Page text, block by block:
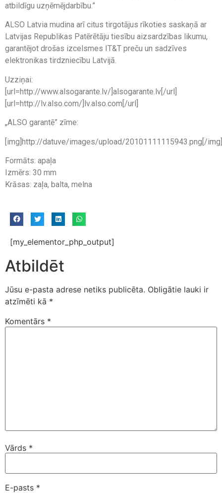
atbildīgu uzņēmējdarbību.”
ALSO Latvia mudina arī citus tirgotājus rīkoties saskaņā ar
Latvijas Republikas Patērētāju tiesību aizsardzības likumu,
garantējot drošas izcelsmes IT&T preču un sadzīves
elektronikas tirdzniecību Latvijā.
Uzziņai:
[url=http://www.alsogarante.lv/]alsogarante.lv[/url]
[url=http://lv.also.com/]lv.also.com[/url]
„ALSO garantē” zīme:
[img]http://datuve/images/upload/20101111115943.png[/img]
Formāts: apaļa
Izmērs: 30 mm
Krāsas: zaļa, balta, melna
[my_elementor_php_output]
Atbildēt
Jūsu e-pasta adrese netiks publicēta. Obligātie lauki ir
atzīmēti kā *
Komentārs *
Vārds *
E-pasts *